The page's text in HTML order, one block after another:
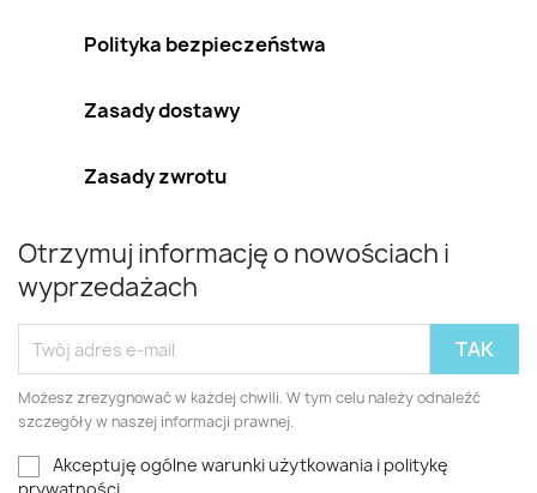
Polityka bezpieczeństwa
Zasady dostawy
Zasady zwrotu
Otrzymuj informację o nowościach i
wyprzedażach
Możesz zrezygnować w każdej chwili. W tym celu należy odnaleźć
szczegóły w naszej informacji prawnej.
Akceptuję ogólne warunki użytkowania i politykę